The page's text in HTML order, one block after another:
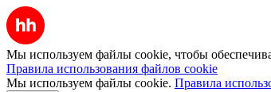
Мы используем файлы cookie, чтобы
Правила использования файлов cookie
Мы используем файлы cookie. Правила